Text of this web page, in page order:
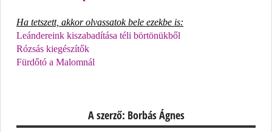
Ha tetszett, akkor olvassatok bele ezekbe is:
Leándereink kiszabadítása téli börtönükből
Rózsás kiegészítők
Fürdőtó a Malomnál
A szerző: Borbás Ágnes